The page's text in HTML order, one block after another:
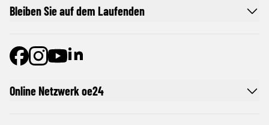
Online Netzwerk oe24
Bleiben Sie auf dem Laufenden